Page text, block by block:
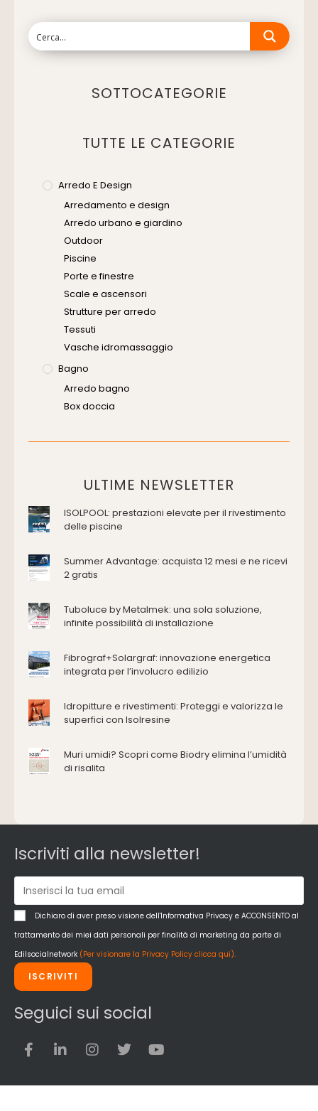
SOTTOCATEGORIE
TUTTE LE CATEGORIE
Arredo E Design
Arredamento e design
Arredo urbano e giardino
Outdoor
Piscine
Porte e finestre
Scale e ascensori
Strutture per arredo
Tessuti
Vasche idromassaggio
Bagno
Arredo bagno
Box doccia
Placche di comando per wc
Domotica Ed Impianti Elettrici
Edilizia
Antincendio e sicurezza
Attrezzature manuali
Cappe d'aspirazione
Consolidamento
Deumidificazione
Energie rinnovabili
Ferramenta e fissaggi
Impianti idrici e depurazione
Impianti termici e climatizzazione
Materiali da costruzione
Pannelli
Pareti esterne e facciate
Pareti Interne
reti
Reti di adduzione gas
Sicurezza e dpi
Siderurgia
Strumenti di rilievo e misurazione
Strutture
Superfici
Teli
Veicoli multiuso
ULTIME NEWSLETTER
ISOLPOOL: prestazioni elevate per il rivestimento
delle piscine
Summer Advantage: acquista 12 mesi e ne ricevi
2 gratis
Tuboluce by Metalmek: una sola soluzione,
infinite possibilità di installazione
Fibrograf+Solargraf: innovazione energetica
integrata per l’involucro edilizio
Idropitture e rivestimenti: Proteggi e valorizza le
superfici con Isolresine
Muri umidi? Scopri come Biodry elimina l’umidità
di risalita
Iscriviti alla newsletter!
Dichiaro di aver preso visione dell'Informativa Privacy e ACCONSENTO al
trattamento dei miei dati personali per finalità di marketing da parte di
Edilsocialnetwork (Per visionare la Privacy Policy clicca qui).
ISCRIVITI
Seguici sui social